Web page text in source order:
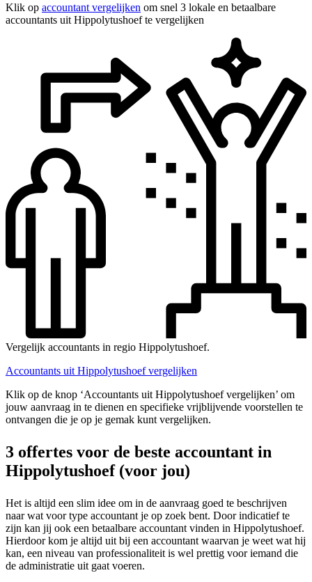
Klik op accountant vergelijken om snel 3 lokale en betaalbare
accountants uit Hippolytushoef te vergelijken
Vergelijk accountants in regio Hippolytushoef.
Accountants uit Hippolytushoef vergelijken
Klik op de knop ‘Accountants uit Hippolytushoef vergelijken’ om
jouw aanvraag in te dienen en specifieke vrijblijvende voorstellen te
ontvangen die je op je gemak kunt vergelijken.
3 offertes voor de beste accountant in
Hippolytushoef (voor jou)
Het is altijd een slim idee om in de aanvraag goed te beschrijven
naar wat voor type accountant je op zoek bent. Door indicatief te
zijn kan jij ook een betaalbare accountant vinden in Hippolytushoef.
Hierdoor kom je altijd uit bij een accountant waarvan je weet wat hij
kan, een niveau van professionaliteit is wel prettig voor iemand die
de administratie uit gaat voeren.